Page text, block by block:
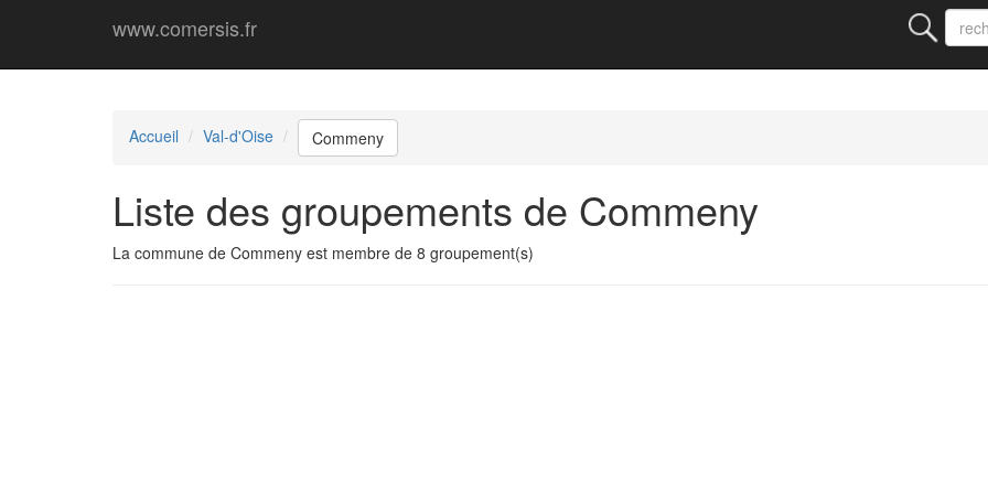
www.comersis.fr
Accueil Val-d'Oise Commeny
Liste des groupements de Commeny
La commune de Commeny est membre de 8 groupement(s)